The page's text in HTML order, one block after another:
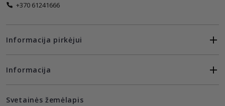
+370 61241666
Informacija pirkėjui
Informacija
Svetainės žemėlapis